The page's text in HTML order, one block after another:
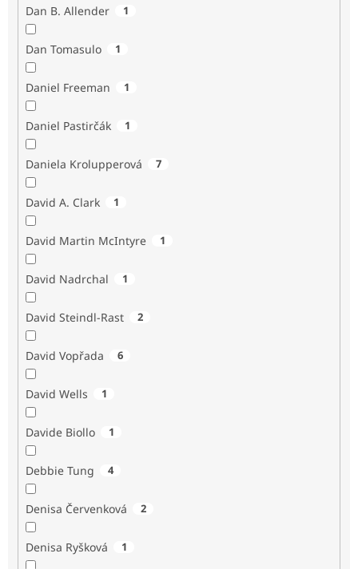
Dan B. Allender 1
Dan Tomasulo 1
Daniel Freeman 1
Daniel Pastirčák 1
Daniela Krolupperová 7
David A. Clark 1
David Martin McIntyre 1
David Nadrchal 1
David Steindl-Rast 2
David Vopřada 6
David Wells 1
Davide Biollo 1
Debbie Tung 4
Denisa Červenková 2
Denisa Ryšková 1